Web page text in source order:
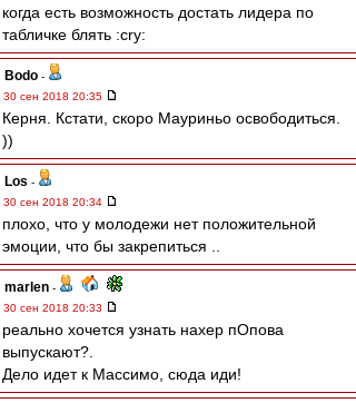
когда есть возможность достать лидера по
табличке блять :cry:
Bodo -
30 сен 2018 20:35
Керня. Кстати, скоро Мауриньо освободиться.
))
Los -
30 сен 2018 20:34
плохо, что у молодежи нет положительной
эмоции, что бы закрепиться ..
marlen -
30 сен 2018 20:33
реально хочется узнать нахер пОпова
выпускают?.
Дело идет к Массимо, сюда иди!